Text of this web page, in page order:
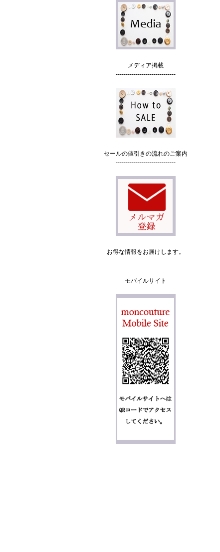
メディア掲載
------------------------------
セールの値引きの流れのご案内
------------------------------
お得な情報をお届けします。
モバイルサイト